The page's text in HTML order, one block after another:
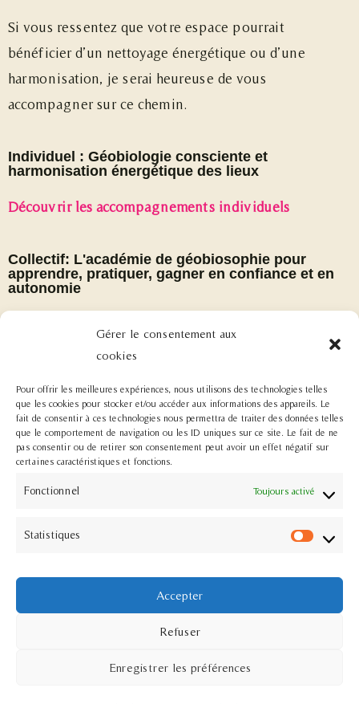
Gérer le consentement aux
cookies
Pour offrir les meilleures expériences, nous utilisons des technologies telles
que les cookies pour stocker et/ou accéder aux informations des appareils. Le
fait de consentir à ces technologies nous permettra de traiter des données telles
que le comportement de navigation ou les ID uniques sur ce site. Le fait de ne
pas consentir ou de retirer son consentement peut avoir un effet négatif sur
certaines caractéristiques et fonctions.
Fonctionnel Toujours activé
Statistiques
Accepter
Refuser
Enregistrer les préférences
Si vous ressentez que votre espace pourrait
bénéficier d’un nettoyage énergétique ou d’une
harmonisation, je serai heureuse de vous
accompagner sur ce chemin.
Individuel : Géobiologie consciente et
harmonisation énergétique des lieux
Découvrir les accompagnements individuels
Collectif: L'académie de géobiosophie pour
apprendre, pratiquer, gagner en confiance et en
autonomie
Les stages
Les séjours